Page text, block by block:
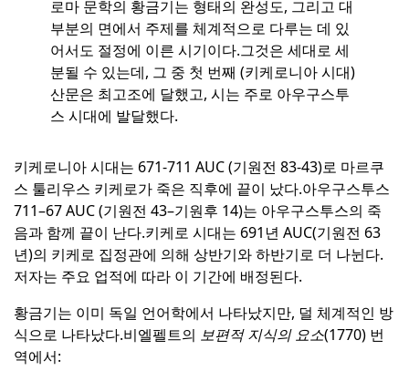
로마 문학의 황금기는 형태의 완성도, 그리고 대
부분의 면에서 주제를 체계적으로 다루는 데 있
어서도 절정에 이른 시기이다.그것은 세대로 세
분될 수 있는데, 그 중 첫 번째 (키케로니아 시대)
산문은 최고조에 달했고, 시는 주로 아우구스투
스 시대에 발달했다.
키케로니아 시대는 671-711 AUC (기원전 83-43)로 마르쿠
스 툴리우스 키케로가 죽은 직후에 끝이 났다.아우구스투스
711–67 AUC (기원전 43–기원후 14)는 아우구스투스의 죽
음과 함께 끝이 난다.키케로 시대는 691년 AUC(기원전 63
년)의 키케로 집정관에 의해 상반기와 하반기로 더 나뉜다.
저자는 주요 업적에 따라 이 기간에 배정된다.
황금기는 이미 독일 언어학에서 나타났지만, 덜 체계적인 방
식으로 나타났다.비엘펠트의 보편적 지식의 요소(1770) 번
역에서: